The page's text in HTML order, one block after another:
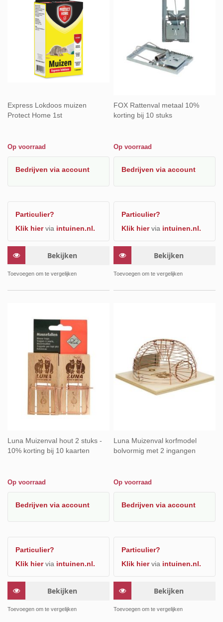
Express Lokdoos muizen
Protect Home 1st
Op voorraad
Bedrijven via account
Particulier?
Klik hiervia intuinen.nl.
Bekijken
Toevoegen om te vergelijken
FOX Rattenval metaal 10%
korting bij 10 stuks
Op voorraad
Bedrijvenvia account
Particulier?
Klik hiervia intuinen.nl.
Bekijken
Toevoegen om te vergelijken
Luna Muizenval hout 2 stuks -
10% korting bij 10 kaarten
Op voorraad
Bedrijven via account
Particulier?
Klik hiervia intuinen.nl.
Bekijken
Toevoegen om te vergelijken
Luna Muizenval korfmodel
bolvormig met 2 ingangen
Op voorraad
Bedrijvenvia account
Particulier?
Klik hiervia intuinen.nl.
Bekijken
Toevoegen om te vergelijken